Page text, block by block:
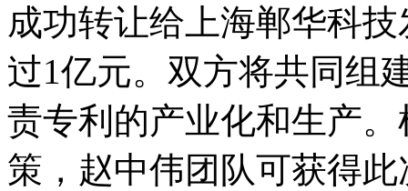
成功转让给上海郸华科
过1亿元。双方将共同组
责专利的产业化和生产
策，赵中伟团队可获得